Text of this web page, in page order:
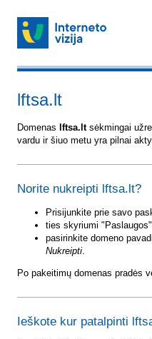
lftsa.lt
Domenas lftsa.ltsėkmingai
vardu ir šiuo metu yra pilnai
Norite nukreipti lftsa.lt?
Prisijunkite prie savo
ties skyriumi
pasirinkite domeno
Nukreipti.
Po pakeitimų domenas pradės
Ieškote kur patalpinti